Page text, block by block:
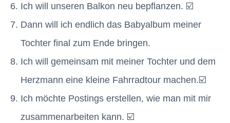
Ich will unseren Balkon neu bepflanzen. ☑️
Dann will ich endlich das Babyalbum meiner
Tochter final zum Ende bringen.
Ich will gemeinsam mit meiner Tochter und dem
Herzmann eine kleine Fahrradtour machen.☑️
Ich möchte Postings erstellen, wie man mit mir
zusammenarbeiten kann. ☑️